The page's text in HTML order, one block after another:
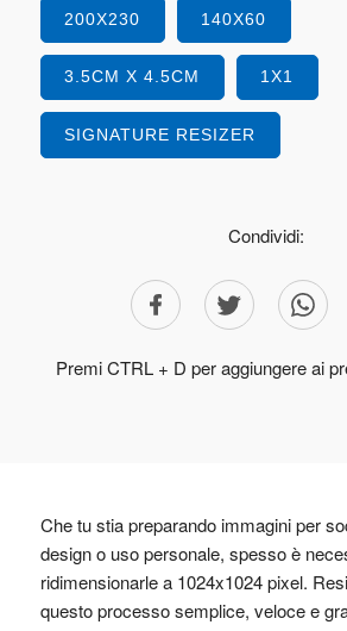
200X230 140X60
3.5CM X 4.5CM 1X1
SIGNATURE RESIZER
Condividi:
Premi CTRL + D per aggiungere ai
Che tu stia preparando immagini per
design o uso personale, spesso è
ridimensionarle a 1024x1024 pixel.
questo processo semplice, veloce e